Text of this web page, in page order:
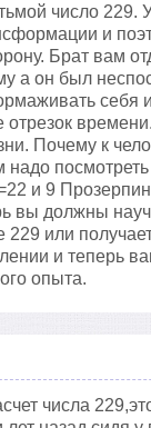
число 229.
и
Брат вам
а он был
себя
Почему к
надо
и 9
вы должны
или
и теперь
опыта.
числа